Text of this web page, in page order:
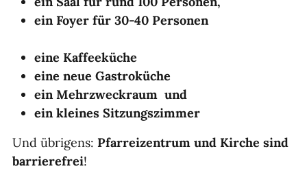
ein Foyer für 30-40 Personen
eine Kaffeeküche
eine neue Gastroküche
ein Mehrzweckraum und
ein kleines Sitzungszimmer
Und übrigens: Pfarreizentrum und Kirche sind
barrierefrei!